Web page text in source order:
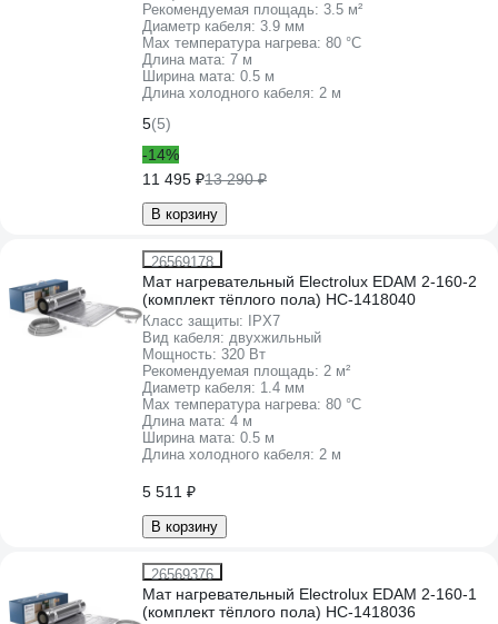
Рекомендуемая площадь: 3.5 м²
Диаметр кабеля: 3.9 мм
Max температура нагрева: 80 °С
Длина мата: 7 м
Ширина мата: 0.5 м
Длина холодного кабеля: 2 м
5(5)
-14%
11 495 ₽13 290 ₽
В корзину
26569178
Мат нагревательный Electrolux EDAM 2-160-2
(комплект тёплого пола) НС-1418040
Класс защиты:
IPХ7
Вид кабеля: двухжильный
Мощность: 320 Вт
Рекомендуемая площадь: 2 м²
Диаметр кабеля: 1.4 мм
Max температура нагрева: 80 °С
Длина мата: 4 м
Ширина мата: 0.5 м
Длина холодного кабеля: 2 м
5 511 ₽
В корзину
26569376
Мат нагревательный Electrolux EDAM 2-160-1
(комплект тёплого пола) НС-1418036